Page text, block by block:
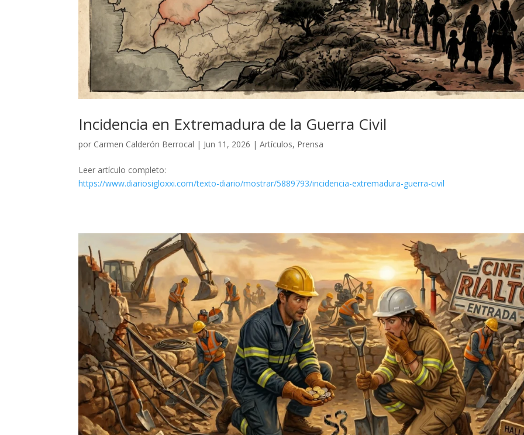
Incidencia en Extremadura de la Guerra Civil
por Carmen Calderón Berrocal | Jun 11, 2026 |Artículos, Prensa
Leer artículo completo:
https://www.diariosigloxxi.com/texto-diario/mostrar/5889793/incidencia-extremadura-guerra-civil